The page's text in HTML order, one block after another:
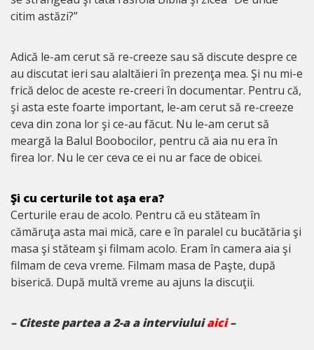
citim astăzi?”
Adică le-am cerut să re-creeze sau să discute despre ce
au discutat ieri sau alaltăieri în prezenţa mea. Şi nu mi-e
frică deloc de aceste re-creeri în documentar. Pentru că,
şi asta este foarte important, le-am cerut să re-creeze
ceva din zona lor şi ce-au făcut. Nu le-am cerut să
meargă la Balul Boobocilor, pentru că aia nu era în
firea lor. Nu le cer ceva ce ei nu ar face de obicei.
Şi cu certurile tot aşa era?
Certurile erau de acolo. Pentru că eu stăteam în
cămăruţa asta mai mică, care e în paralel cu bucătăria şi
masa şi stăteam şi filmam acolo. Eram în camera aia şi
filmam de ceva vreme. Filmam masa de Paşte, după
biserică. După multă vreme au ajuns la discuţii.
– Citeste partea a 2-a a interviuluiaici–